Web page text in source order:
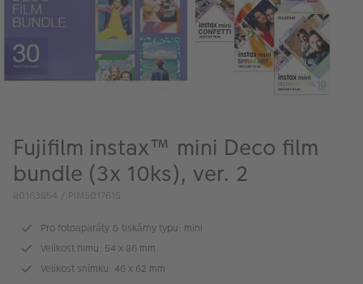
FOTOBRAŠNY
PŘÍSLUŠENSTVÍ
RÁMEČKY
VÝPRODEJ
FOTO BAZAR
Fotoprodukty
Fujifilm instax™ mini Deco film
bundle (3x 10ks), ver. 2
80163854 / PIM5017615
Pro fotoaparáty & tiskárny typu: mini
Velikost filmu: 54 x 86 mm
Velikost snímku: 46 x 62 mm